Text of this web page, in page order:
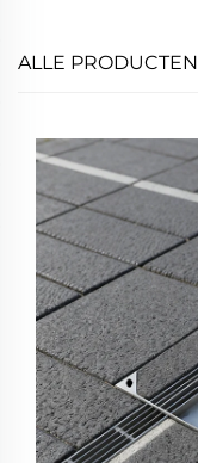
ALLE PRODUCTEN